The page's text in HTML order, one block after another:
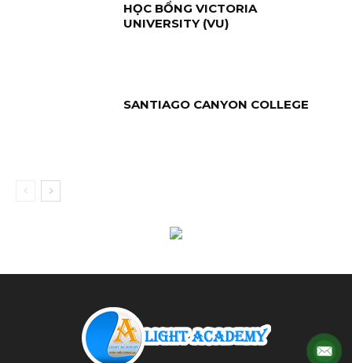
HỌC BỔNG VICTORIA
UNIVERSITY (VU)
SANTIAGO CANYON COLLEGE